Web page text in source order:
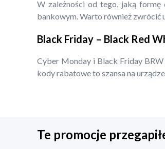
W zależności od tego, jaką formę
bankowym. Warto również zwrócić
Black Friday – Black Red
Cyber Monday i Black Friday
kody rabatowe to szansa na
Te promocje